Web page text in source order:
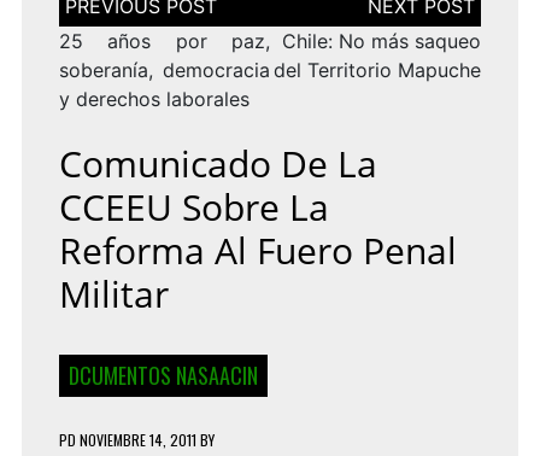
de
entradas
25 años por paz,
soberanía, democracia
y derechos laborales
Chile: No más saqueo
del Territorio Mapuche
Comunicado De La
CCEEU Sobre La
Reforma Al Fuero Penal
Militar
DCUMENTOS NASAACIN
PD NOVIEMBRE 14, 2011 BY